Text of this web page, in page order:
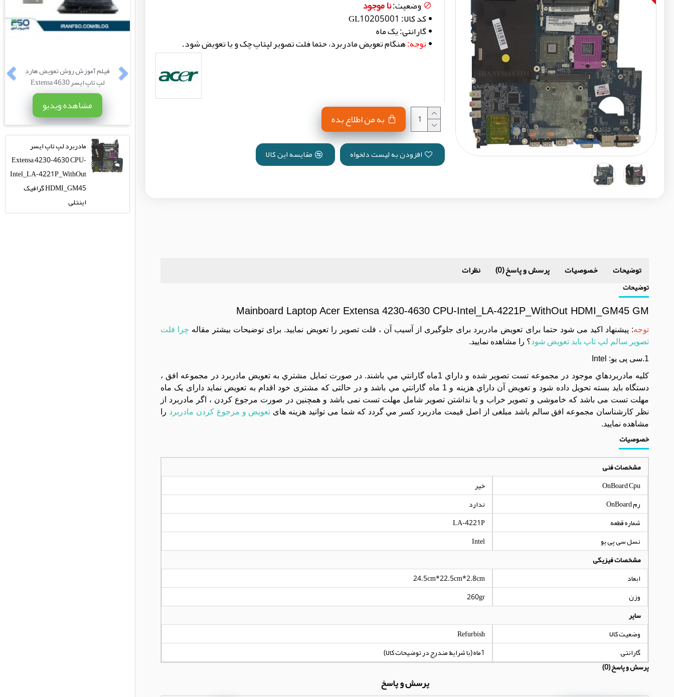
وضعیت:نا موجود
کد کالا: GL10205001
گارانتی:یک ماه
توجه:هنگام تعویض مادربرد، حتما فلت تصویر لپتاپ چک و یا تعویض شود.
به من اطلاع بده
افزودن به لیست دلخواه مقایسه این کالا
توضیحات خصوصیات پرسش و پاسخ (0) نظرات
توضیحات
Mainboard Laptop Acer Extensa 4230-4630 CPU-Intel_LA-4221P_WithOut HDMI_GM45 GM
توجه: پیشنهاد اکید می شود حتما برای تعویض مادربرد برای جلوگیری از آسیب آن ، فلت تصویر را تعویض نمایید. برای توضیحات بیشتر مقاله چرا فلت
تصویر سالم لپ تاپ باید تعویض شود؟ را مشاهده نمایید.
1.سی پی یو: Intel
کليه مادربردهاي موجود در مجموعه تست تصوير شده و داراي 1ماه گارانتي مي باشند. در صورت تمايل مشتري به تعويض مادربرد در مجموعه افق ،
دستگاه بايد بسته تحويل داده شود و تعويض آن داراي هزينه و 1 ماه گارانتي مي باشد و در حالتی که مشتری خود اقدام به تعویض نماید دارای یک ماه
مهلت تست می باشد که خاموشی و تصویر خراب و یا نداشتن تصویر شامل مهلت تست نمی باشد و همچنین در صورت مرجوع کردن ، اگر مادربرد از
نظر کارشناسان مجموعه افق سالم باشد مبلغی از اصل قیمت مادربرد کسر مي گردد که شما می توانید هزینه های تعویض و مرجوع کردن مادربرد را
مشاهده نمایید.
خصوصیات
مشخصات فنی
OnBoard Cpu
خیر
رم OnBoard
ندارد
شماره قطعه
LA-4221P
نسل سی پی یو
Intel
مشخصات فیزیکی
ابعاد
24.5cm*22.5cm*2.8cm
وزن
260gr
سایر
وضعیت کالا
Refurbish
گارانتی
1ماه (با شرایط مندرج در توضیحات کالا)
پرسش و پاسخ (0)
پرسش و پاسخ
فیلم آموزش روش تعویض هارد
لپ تاپ ایسر Extensa 4630
مشاهده ویدیو
فیلم آموزش روش تعویض درایو
مشاهده ویدیو
مادربرد لپ تاپ ایسر
Extensa 4230-4630 CPU-
Intel_LA-4221P_WithOut
HDMI_GM45 گرافیک
اینتلی